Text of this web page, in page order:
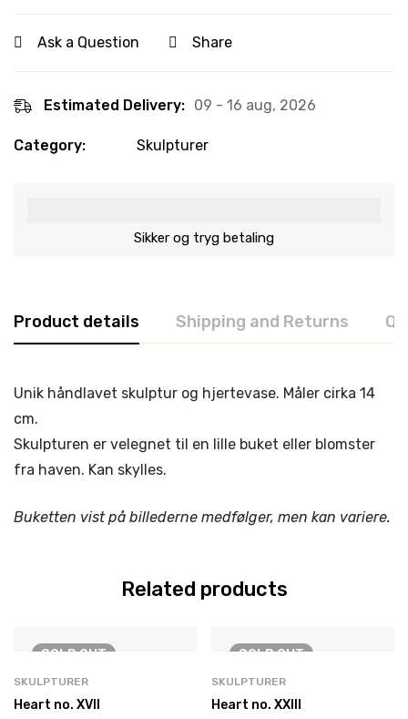
Ask a Question Share
Estimated Delivery: 09 - 16 aug, 2026
Category: Skulpturer
Sikker og tryg betaling
Product details Shipping and Returns
Unik håndlavet skulptur og hjertevase. Måler cirka 14
cm.
Skulpturen er velegnet til en lille buket eller blomster
fra haven. Kan skylles.
Buketten vist på billederne medfølger, men kan variere.
Related products
SOLDOUT
SKULPTURER
Heart no. XVII
SOLDOUT
SKULPTURER
Heart no. XXIII